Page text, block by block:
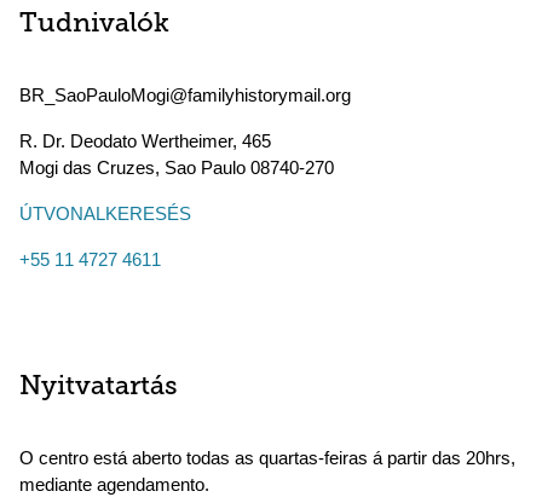
Tudnivalók
BR_SaoPauloMogi@familyhistorymail.org
R. Dr. Deodato Wertheimer, 465
Mogi das Cruzes, Sao Paulo 08740-270
ÚTVONALKERESÉS
+55 11 4727 4611
Nyitvatartás
O centro está aberto todas as quartas-feiras á partir das 20hrs,
mediante agendamento.